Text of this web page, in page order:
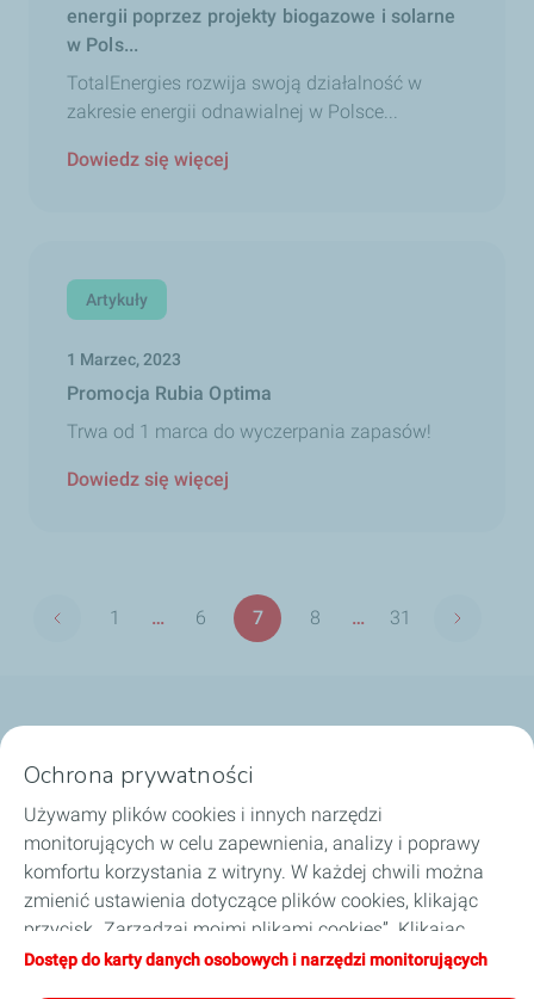
energii poprzez projekty biogazowe i solarne
w Pols...
TotalEnergies rozwija swoją działalność w
zakresie energii odnawialnej w Polsce...
Dowiedz się więcej
Artykuły
1 Marzec, 2023
Promocja Rubia Optima
Trwa od 1 marca do wyczerpania zapasów!
Dowiedz się więcej
Poprzednia strona
Pierwsza
1 …
Strona
6
Strona
7
Strona
8 …
Ostatnia
31
Dobierz olej
Porady i wskazówki
O TotalEnergies
Zostań naszym partnerem
Ochrona prywatności
Używamy plików cookies i innych narzędzi
monitorujących w celu zapewnienia, analizy i poprawy
komfortu korzystania z witryny. W każdej chwili można
zmienić ustawienia dotyczące plików cookies, klikając
przycisk „Zarządzaj moimi plikami cookies”. Klikając
przycisk „Akceptuję”, wyrażają Państwo zgodę na
Dostęp do karty danych osobowych i narzędzi monitorujących